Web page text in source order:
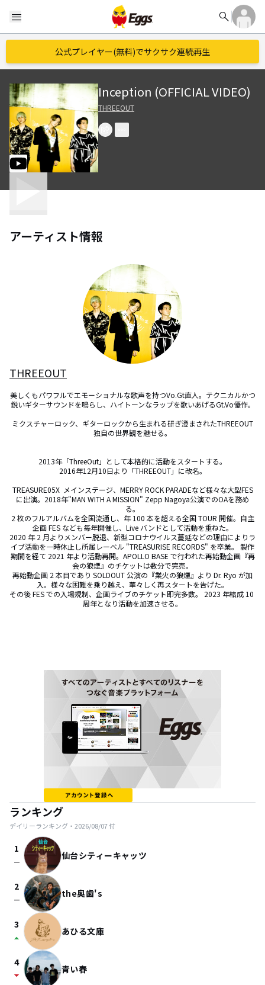
menu search
公式プレイヤー(無料)でサクサク連続再生
Inception (OFFICIAL VIDEO)
THREEOUT
アーティスト情報
THREEOUT
美しくもパワフルでエモーショナルな歌声を持つVo.Gt直人。テクニカルかつ
鋭いギターサウンドを鳴らし、ハイトーンなラップを歌いあげるGt.Vo優作。
ミクスチャーロック、ギターロックから生まれる研ぎ澄まされたTHREEOUT
独自の世界観を魅せる。
2013年「ThreeOut」として本格的に活動をスタートする。
2016年12月10日より「THREEOUT」に改名。
TREASURE05X  メインステージ、MERRY ROCK PARADEなど様々な大型FES
に出演。2018年"MAN WITH A MISSION" Zepp Nagoya公演でのOAを務め
る。
2 枚のフルアルバムを全国流通し、年 100 本を超える全国 TOUR 開催。自主
企画 FES なども毎年開催し、Live バンドとして活動を重ねた。
2020 年 2 月よりメンバー脱退、新型コロナウイルス蔓延などの理由によりラ
イブ活動を一時休止し所属レーベル "TREASURISE RECORDS" を卒業。 製作
期間を経て 2021 年より活動再開。APOLLO BASE で行われた再始動企画『再
会の狼煙』のチケットは数分で完売。
再始動企画 2 本目であり SOLDOUT 公演の『業火の狼煙』より Dr. Ryo が加
入。様々な困難を乗り越え、華々しく再スタートを告げた。
その後 FES での入場規制、企画ライブのチケット即完多数。 2023 年結成 10
周年となり活動を加速させる。
ランキング
デイリーランキング・ 2026/08/07付
1
check_indeterminate_small 仙台シティーキャッツ
2
check_indeterminate_small the奥歯's
3
arrow_drop_up あひる文庫
4
arrow_drop_down 青い春